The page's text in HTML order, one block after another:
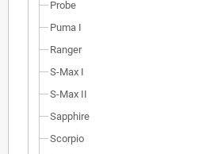
Probe
Puma I
Ranger
S-Max I
S-Max II
Sapphire
Scorpio